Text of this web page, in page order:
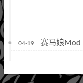
04-19 赛马娘Mod